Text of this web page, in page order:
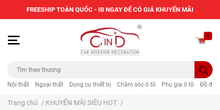
Nội thất Ngoại thất Dụng cụ thiết bị Chăm sóc ô tô Phụ gia ô tô Đồ
0
Trang chủ / KHUYẾN MÃI SIÊU HOT /
FREESHIP TOÀN QUỐC - IB NGAY ĐỂ CÓ GIÁ KHUYẾN MÃI